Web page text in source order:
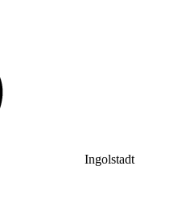
Ingolstadt